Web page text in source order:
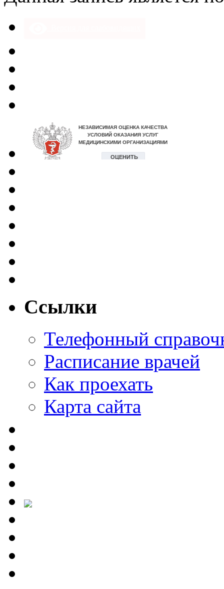
Ссылки
Телефонный
Расписание врачей
Как проехать
Карта сайта